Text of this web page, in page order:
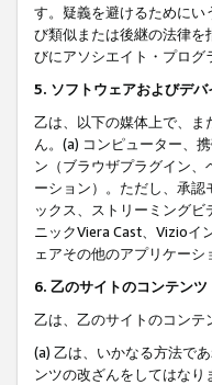
す。疑義を避けるために
び類似または後継の法律を
びにアソシエイト・プロ
5. ソフトウェアおよびデ
乙は、以下の媒体上で、
ん。(a) コンピューター、
ン（ブラウザプラグイン
ーション）。ただし、承
ックス、ストリーミング
ニックViera Cast、Vizioイ
ェアその他のアプリケーシ
6. 乙のサイトのコンテンツ
乙は、乙のサイトのコン
(a) 乙は、いかなる方法で
ンツの改ざんをしてはな